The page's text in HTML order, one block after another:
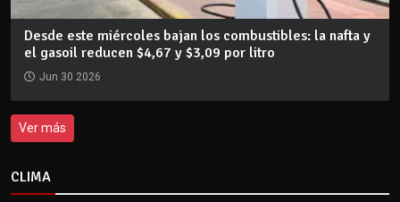
Desde este miércoles bajan los combustibles: la nafta y
el gasoil reducen $4,67 y $3,09 por litro
Jun 30 2026
Ver más
CLIMA